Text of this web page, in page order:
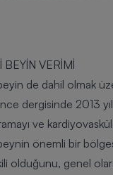
BEYİN VERİMİ
de dahil olmak
dergisinde 2013
ve
önemli bir
olduğunu, genel